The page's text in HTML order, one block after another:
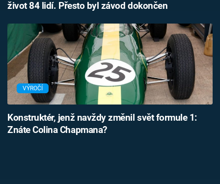
život 84 lidí. Přesto byl závod dokončen
VÝROČÍ
Konstruktér, jenž navždy změnil svět formule 1:
Znáte Colina Chapmana?